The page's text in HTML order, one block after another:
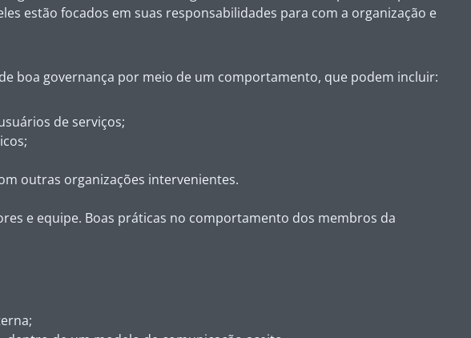
estão focados em suas responsabilidades para com a organização e
boa governança por meio de um comportamento, que podem incluir:
de serviços;
outras organizações intervenientes.
e equipe. Boas práticas no comportamento dos membros da